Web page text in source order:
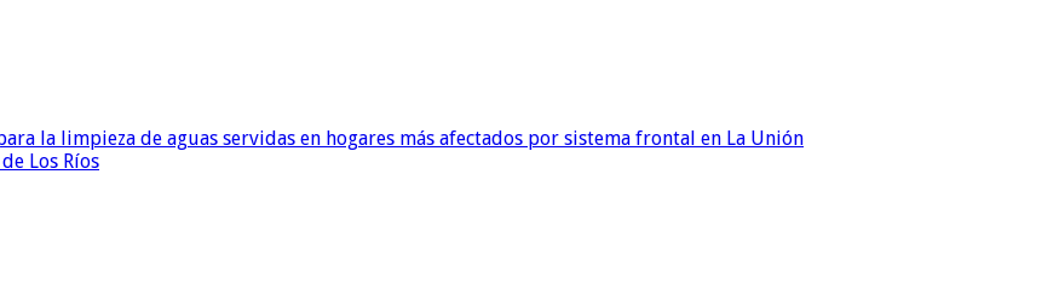
la limpieza de aguas servidas en hogares más afectados por sistema frontal en La Unión
Los Ríos